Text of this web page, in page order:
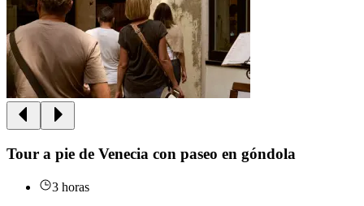
Tour a pie de Venecia con paseo en góndola
3 horas